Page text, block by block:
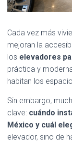
Cada vez más
mejoran la
los elevadores
práctica y
habitan los
Sin embargo,
clave: cuándo
México y cuál
elevador, sino de